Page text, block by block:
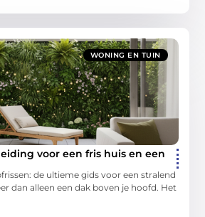
WONING EN TUIN
voor een fris huis en een
de ultieme gids voor een stralend
dan alleen een dak boven je hoofd. Het